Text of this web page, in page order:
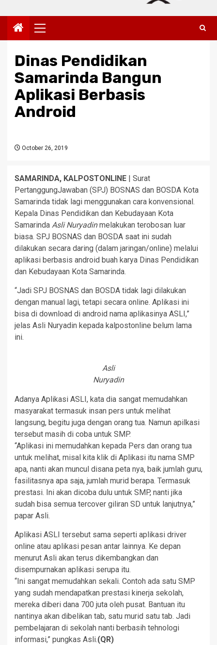
Primary
Menu
Dinas Pendidikan
Samarinda Bangun
Aplikasi Berbasis
Android
October 26, 2019
SAMARINDA, KALPOSTONLINE | Surat
PertanggungJawaban (SPJ) BOSNAS dan BOSDA Kota
Samarinda tidak lagi menggunakan cara konvensional.
Kepala Dinas Pendidikan dan Kebudayaan Kota
Samarinda Asli Nuryadinmelakukan terobosan luar
biasa. SPJ BOSNAS dan BOSDA saat ini sudah
dilakukan secara daring (dalam jaringan/online) melalui
aplikasi berbasis android buah karya Dinas Pendidikan
dan Kebudayaan Kota Samarinda.
“Jadi SPJ BOSNAS dan BOSDA tidak lagi dilakukan
dengan manual lagi, tetapi secara online. Aplikasi ini
bisa di download di android nama aplikasinya ASLI,”
jelas Asli Nuryadin kepada kalpostonline belum lama
ini.
Asli
Nuryadin
Adanya Aplikasi ASLI, kata dia sangat memudahkan
masyarakat termasuk insan pers untuk melihat
langsung, begitu juga dengan orang tua. Namun apilkasi
tersebut masih di coba untuk SMP.
“Aplikasi ini memudahkan kepada Pers dan orang tua
untuk melihat, misal kita klik di Aplikasi itu nama SMP
apa, nanti akan muncul disana peta nya, baik jumlah guru,
fasilitasnya apa saja, jumlah murid berapa. Termasuk
prestasi. Ini akan dicoba dulu untuk SMP, nanti jika
sudah bisa semua tercover giliran SD untuk lanjutnya,”
papar Asli.
Aplikasi ASLI tersebut sama seperti aplikasi driver
online atau aplikasi pesan antar lainnya. Ke depan
menurut Asli akan terus dikembangkan dan
disempurnakan aplikasi serupa itu.
“Ini sangat memudahkan sekali. Contoh ada satu SMP
yang sudah mendapatkan prestasi kinerja sekolah,
mereka diberi dana 700 juta oleh pusat. Bantuan itu
nantinya akan dibelikan tab, satu murid satu tab. Jadi
pembelajaran di sekolah nanti berbasih tehnologi
informasi,” pungkas Asli.(QR)